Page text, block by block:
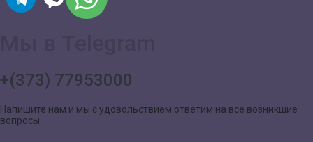
+(373) 77953000
Напишите нам и мы с удовольствием ответим на все возникшие
вопросы